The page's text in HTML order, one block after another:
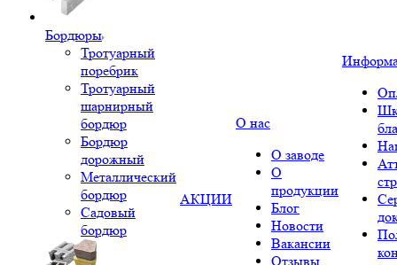
Бордюры
Тротуарный
поребрик
Тротуарный
шарнирный
бордюр
Бордюр
дорожный
Металлический
бордюр
Садовый
бордюр
АКЦИИ
О нас
О заводе
О
продукции
Блог
Новости
Вакансии
Отзывы